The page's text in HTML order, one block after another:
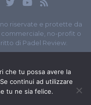
riservate e protette da
commerciale, no-profit o
di Padel Review.
Matteo Manna
che tu possa avere la
continui ad utilizzare
tu ne sia felice.